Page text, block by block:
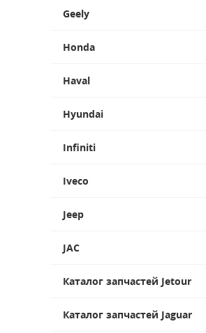
Geely
Honda
Haval
Hyundai
Infiniti
Iveco
Jeep
JAC
Каталог запчастей Jetour
Каталог запчастей Jaguar